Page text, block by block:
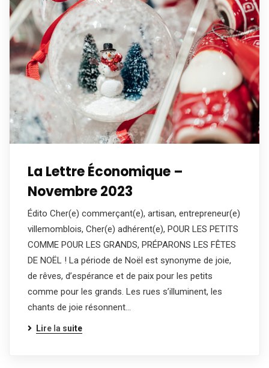
La Lettre Économique –
Novembre 2023
Édito Cher(e) commerçant(e), artisan, entrepreneur(e)
villemomblois, Cher(e) adhérent(e), POUR LES PETITS
COMME POUR LES GRANDS, PRÉPARONS LES FÊTES
DE NOËL ! La période de Noël est synonyme de joie,
de rêves, d’espérance et de paix pour les petits
comme pour les grands. Les rues s’illuminent, les
chants de joie résonnent…
Lire la suite